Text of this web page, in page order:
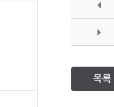
목록